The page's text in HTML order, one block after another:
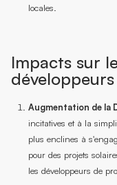
locales.
Impacts sur
Augmentation de la
incitatives et à la
plus enclines à
pour des projets
les développeurs de